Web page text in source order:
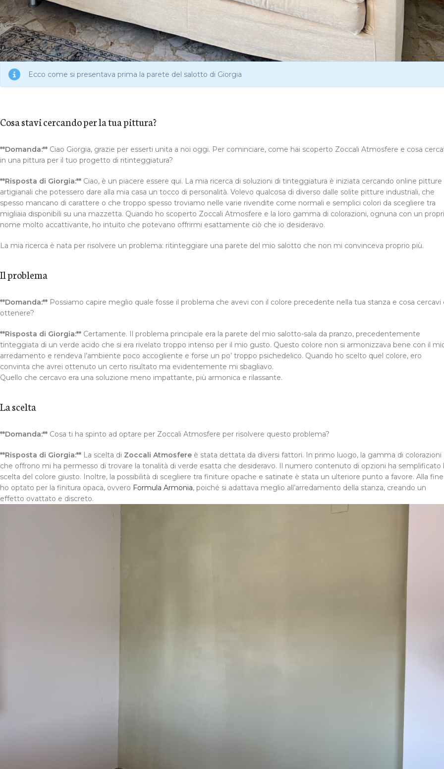
Ecco come si presentava prima la parete del salotto di Giorgia
Cosa stavi cercando per la tua pittura?
**Domanda:** Ciao Giorgia, grazie per esserti unita a noi oggi. Per cominciare, come hai scoperto Zoccali Atmosfere e cosa
in una pittura per il tuo progetto di ritinteggiatura?
**Risposta di Giorgia:** Ciao, è un piacere essere qui. La mia ricerca di soluzioni di tinteggiatura è iniziata cercando online pitture
artigianali che potessero dare alla mia casa un tocco di personalità. Volevo qualcosa di diverso dalle solite pitture industriali, che
spesso mancano di carattere o che troppo spesso troviamo nelle varie rivendite come normali e semplici colori da scegliere tra
migliaia disponibili su una mazzetta. Quando ho scoperto Zoccali Atmosfere e la loro gamma di colorazioni, ognuna con un
nome molto accattivante, ho intuito che potevano offrirmi esattamente ciò che io desideravo.
La mia ricerca è nata per risolvere un problema: ritinteggiare una parete del mio salotto che non mi convinceva proprio più.
Il problema
**Domanda:** Possiamo capire meglio quale fosse il problema che avevi con il colore precedente nella tua stanza e cosa cercavi
ottenere?
**Risposta di Giorgia:** Certamente. Il problema principale era la parete del mio salotto-sala da pranzo, precedentemente
tinteggiata di un verde acido che si era rivelato troppo intenso per il mio gusto. Questo colore non si armonizzava bene con il
arredamento e rendeva l’ambiente poco accogliente e forse un po’ troppo psichedelico. Quando ho scelto quel colore, ero
convinta che avrei ottenuto un certo risultato ma evidentemente mi sbagliavo.
Quello che cercavo era una soluzione meno impattante, più armonica e rilassante.
La scelta
**Domanda:** Cosa ti ha spinto ad optare per Zoccali Atmosfere per risolvere questo problema?
**Risposta di Giorgia:** La scelta di Zoccali Atmosfere è stata dettata da diversi fattori. In primo luogo, la gamma di colorazioni
che offrono mi ha permesso di trovare la tonalità di verde esatta che desideravo. Il numero contenuto di opzioni ha semplificato
scelta del colore giusto. Inoltre, la possibilità di scegliere tra finiture opache e satinate è stata un ulteriore punto a favore. Alla
ho optato per la finitura opaca, ovvero Formula Armonia, poiché si adattava meglio all’arredamento della stanza, creando un
effetto ovattato e discreto.